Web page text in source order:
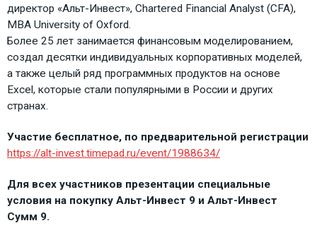
директор «Альт-Инвест», Chartered Financial Analyst (CFA),
MBA University of Oxford.
Более 25 лет занимается финансовым моделированием,
создал десятки индивидуальных корпоративных моделей,
а также целый ряд программных продуктов на основе
Excel, которые стали популярными в России и других
странах.
Участие бесплатное, по предварительной регистрации
https://alt-invest.timepad.ru/event/1988634/
Для всех участников презентации специальные
условия на покупку Альт-Инвест 9 и Альт-Инвест
Сумм 9.